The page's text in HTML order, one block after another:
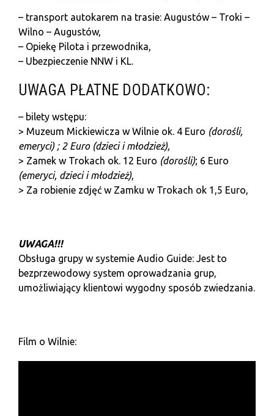
– transport autokarem na trasie: Augustów – Troki –
Wilno – Augustów,
– Opiekę Pilota i przewodnika,
– Ubezpieczenie NNW i KL.
UWAGA PŁATNE DODATKOWO:
– bilety wstępu:
> Muzeum Mickiewicza w Wilnie ok. 4 Euro (dorośli,
emeryci) ; 2 Euro (dzieci i młodzież),
> Zamek w Trokach ok. 12 Euro (dorośli); 6 Euro
(emeryci, dzieci i młodzież),
> Za robienie zdjęć w Zamku w Trokach ok 1,5 Euro,
UWAGA!!!
Obsługa grupy w systemie Audio Guide: Jest to
bezprzewodowy system oprowadzania grup,
umożliwiający klientowi wygodny sposób zwiedzania.
Film o Wilnie: